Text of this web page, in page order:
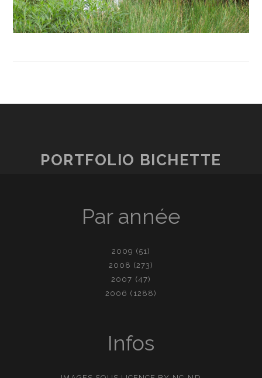
PORTFOLIO BICHETTE
Par année
2009 (51)
2008 (273)
2007 (47)
2006 (1288)
Infos